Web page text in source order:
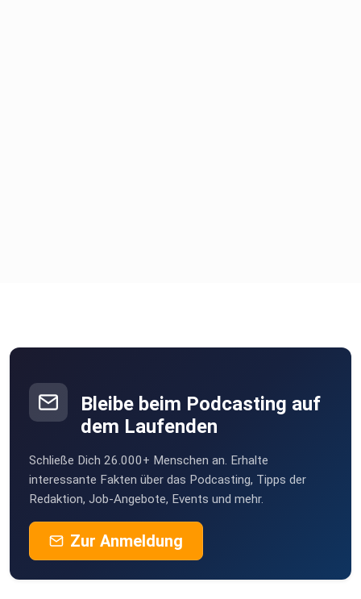
Bleibe beim Podcasting auf
dem Laufenden
Schließe Dich 26.000+ Menschen an. Erhalte
interessante Fakten über das Podcasting, Tipps der
Redaktion, Job-Angebote, Events und mehr.
Zur Anmeldung